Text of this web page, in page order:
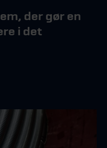
der gør en
i det